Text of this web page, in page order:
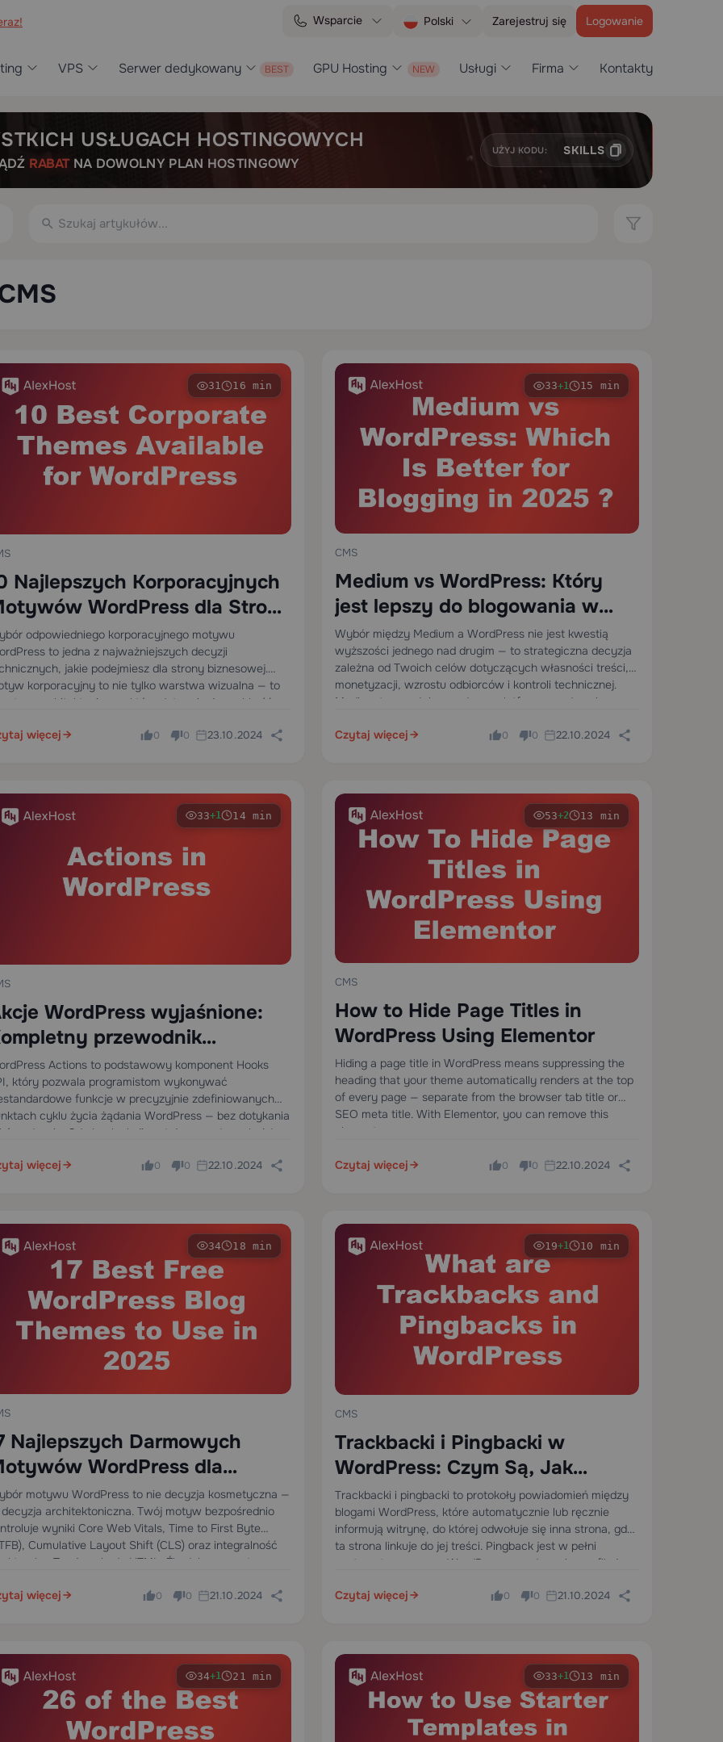
Wsparcie Polski Zarejestruj się Logowanie
VPS Serwer dedykowany GPU Hosting Usługi Firma Kontakty
USŁUGACH HOSTINGOWYCH
RABATNA DOWOLNY PLAN HOSTINGOWY
UŻYJ KODU: SKILLS
31 16 min
Najlepszych Korporacyjnych
WordPress dla Stron
w 2025
odpowiedniego korporacyjnego motywu
to jedna z najważniejszych decyzji
jakie podejmiesz dla strony biznesowej.
korporacyjny to nie tylko warstwa wizualna — to
architektoniczna, która determinuje szybkość
z kreatorami stron,…
więcej 0 0 23.10.2024
33+1 15 min
CMS
Medium vs WordPress: Który
jest lepszy do blogowania w
2025?
Wybór między Medium a WordPress nie jest kwestią
wyższości jednego nad drugim — to strategiczna decyzja
zależna od Twoich celów dotyczących własności treści,
monetyzacji, wzrostu odbiorców i kontroli technicznej.
Medium to w pełni zarządzana platforma wydawnicza z
Czytaj więcej
0 0 22.10.2024
33+1 14 min
WordPress wyjaśnione:
przewodnik
po Hooks API
Actions to podstawowy komponent Hooks
który pozwala programistom wykonywać
funkcje w precyzyjnie zdefiniowanych
cyklu życia żądania WordPress — bez dotykania
rdzenia. Gdy hook akcji zostaje wywołany, każda
więcej
0 0 22.10.2024
53+2 13 min
CMS
How to Hide Page Titles in
WordPress Using Elementor
Hiding a page title in WordPress means suppressing the
heading that your theme automatically renders at the top
of every page — separate from the browser tab title or
SEO meta title. With Elementor, you can remove this
element per-page…
Czytaj więcej 0 0 22.10.2024
34 18 min
Najlepszych Darmowych
WordPress dla
na 2025: Szczegółowa
Techniczna
motywu WordPress to nie decyzja kosmetyczna —
architektoniczna. Twój motyw bezpośrednio
wyniki Core Web Vitals, Time to First Byte
Cumulative Layout Shift (CLS) oraz integralność
Twojego kodu HTML. Źle dobrany motyw
więcej
0 0 21.10.2024
19+1 10 min
CMS
Trackbacki i Pingbacki w
WordPress: Czym Są, Jak
Działają i Czy Powinieneś z Nich
Korzystać
Trackbacki i pingbacki to protokoły powiadomień między
blogami WordPress, które automatycznie lub ręcznie
informują witrynę, do której odwołuje się inna strona, gdy
ta strona linkuje do jej treści. Pingback jest w pełni
zautomatyzowany — WordPress wysyła go i weryfikuje
Czytaj więcej
0 0 21.10.2024
34+1 21 min 33+1 13 min